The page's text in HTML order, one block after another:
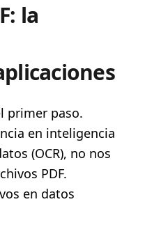
la
primer paso.
en inteligencia
(OCR), no nos
PDF.
en datos